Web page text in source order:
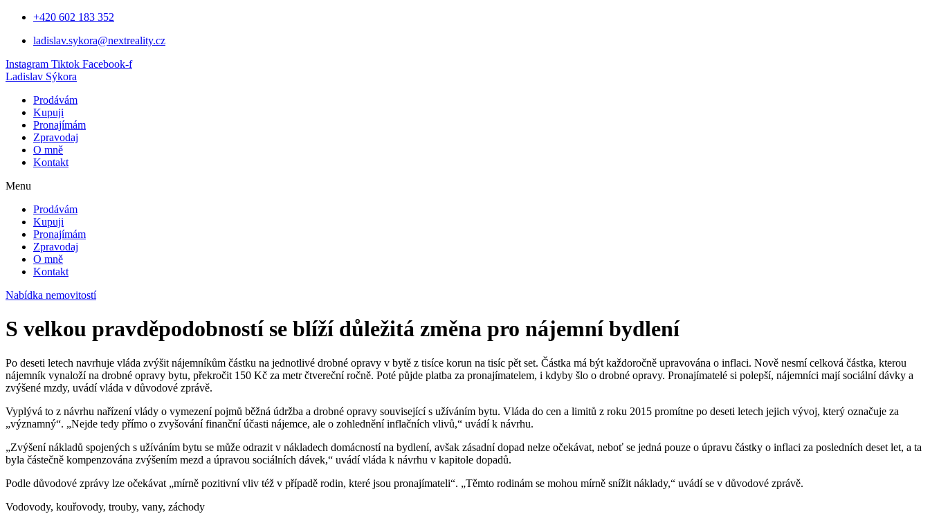
Přejít
obsahu
+420 602 183 352
ladislav.sykora@nextreality.cz
Instagram Tiktok Facebook-f
Ladislav Sýkora
Prodávám
Kupuji
Pronajímám
Zpravodaj
O mně
Kontakt
Menu
Prodávám
Kupuji
Pronajímám
Zpravodaj
O mně
Kontakt
Nabídka nemovitostí
S velkou pravděpodobností se blíží důležitá změna pro nájemní bydlení
Po deseti letech navrhuje vláda zvýšit nájemníkům částku na jednotlivé drobné opravy v bytě z tisíce korun na tisíc pět set. Částka má být každoročně upravována o inflaci. Nově nesmí celková částka, kterou
nájemník vynaloží na drobné opravy bytu, překročit 150 Kč za metr čtvereční ročně. Poté půjde platba za pronajímatelem, i kdyby šlo o drobné opravy. Pronajímatelé si polepší, nájemníci mají sociální dávky a
zvýšené mzdy, uvádí vláda v důvodové zprávě.
Vyplývá to z návrhu nařízení vlády o vymezení pojmů běžná údržba a drobné opravy související s užíváním bytu. Vláda do cen a limitů z roku 2015 promítne po deseti letech jejich vývoj, který označuje za
„významný“. „Nejde tedy přímo o zvyšování finanční účasti nájemce, ale o zohlednění inflačních vlivů,“ uvádí k návrhu.
„Zvýšení nákladů spojených s užíváním bytu se může odrazit v nákladech domácností na bydlení, avšak zásadní dopad nelze očekávat, neboť se jedná pouze o úpravu částky o inflaci za posledních deset let, a ta
byla částečně kompenzována zvýšením mezd a úpravou sociálních dávek,“ uvádí vláda k návrhu v kapitole dopadů.
Podle důvodové zprávy lze očekávat „mírně pozitivní vliv též v případě rodin, které jsou pronajímateli“. „Těmto rodinám se mohou mírně snížit náklady,“ uvádí se v důvodové zprávě.
Vodovody, kouřovody, trouby, vany, záchody